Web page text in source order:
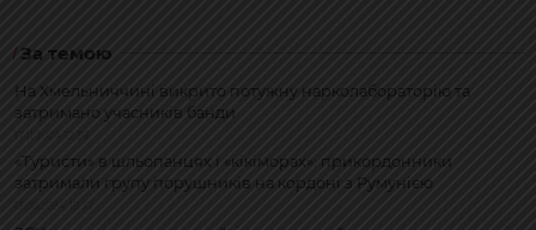
За темою
На Хмельниччині викрито потужну нарколабораторію та
затримано учасників банди
«Туристи» в шльопанцях і «кікіморах»: прикордонники
затримали групу порушників на кордоні з Румунією